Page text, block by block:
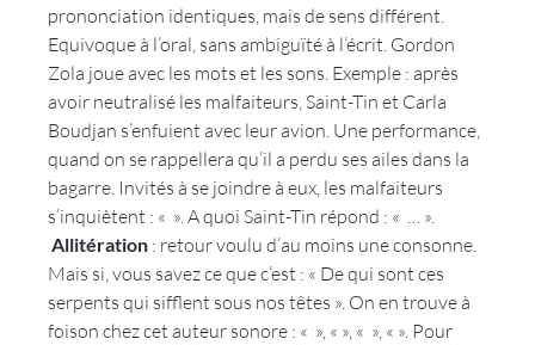
prononciation identiques, mais de sens différent.
Equivoque à l’oral, sans ambiguïté à l’écrit . Gordon
Zola joue avec les mots et les sons. Exemple : après
avoir neutralisé les malfaiteurs, Saint-Tin et Carla
Boudjan s’enfuient avec leur avion. Une performance,
quand on se rappellera qu’il a perdu ses ailes dans la
bagarre. Invités à se joindre à eux, les malfaiteurs
s’inquiètent : « ». A quoi Saint-Tin répond : « … ».
Allitération : retour voulu d’au moins une consonne
Mais si, vous savez ce que c’est : « De qui sont ces
serpents qui sifflent sous nos têtes ». On en trouve à
foison chez cet auteur sonore : « », « », « », « ». Pour